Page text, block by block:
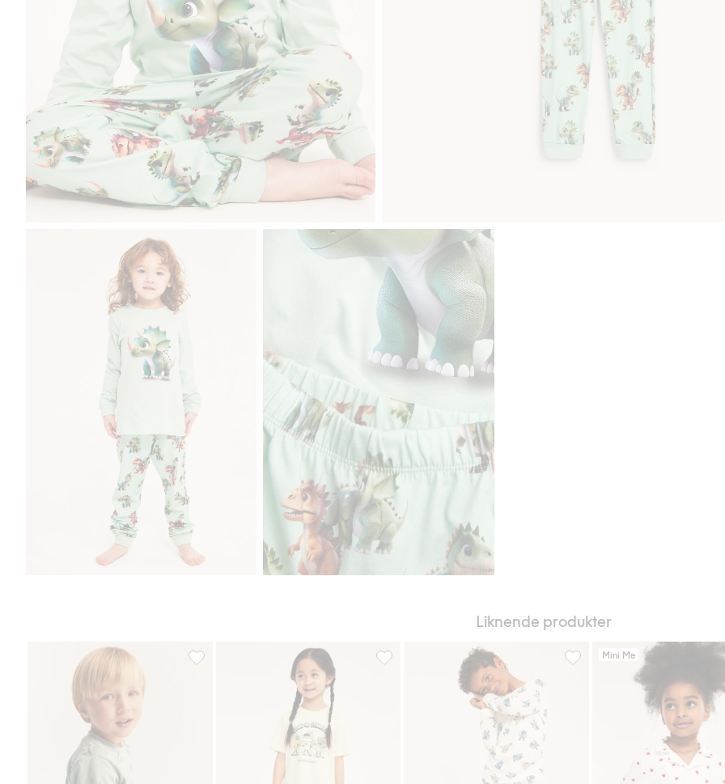
Liknende produkter
Pyjamas med dinosaurer, Legg til i favoriterKortermet bomullspyjamas, Legg til i favoriterMønstret pyjamas i
Mini Me